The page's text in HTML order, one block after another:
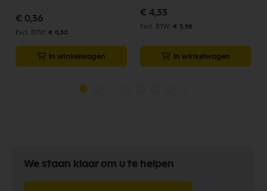
€ 0,36
€ 0,30
In winkelwagen
€ 4,33
€ 3,58
In winkelwagen
We staan klaar om u te helpen